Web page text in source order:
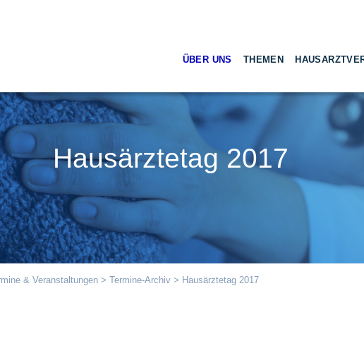
ÜBER UNS THEMEN
Hausärztetag 2017
& Veranstaltungen > Termine-Archiv > Hausärztetag 2017